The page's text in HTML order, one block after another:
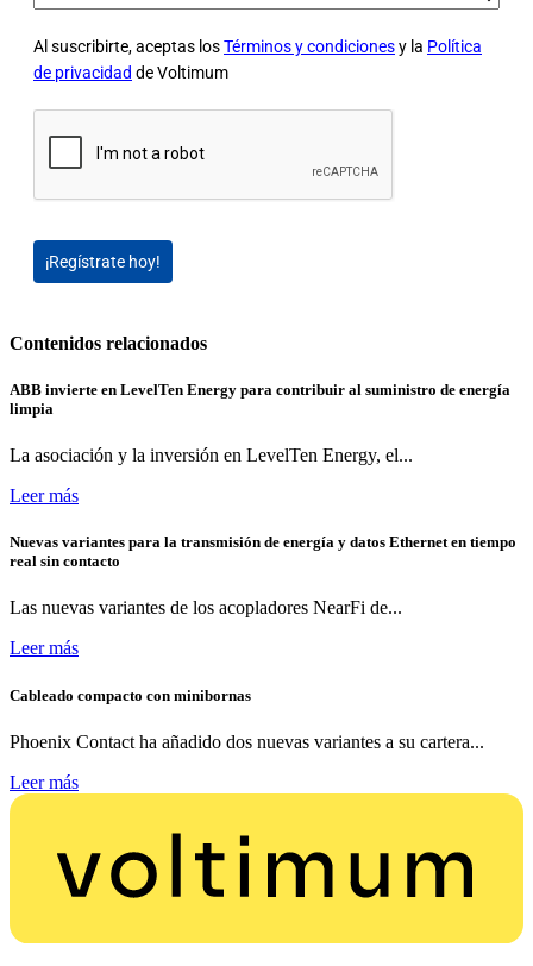
Al suscribirte, aceptas losTérminos y condicionesy la Política
de privacidad de Voltimum
¡Regístrate hoy!
Contenidos relacionados
ABB invierte en LevelTen Energy para contribuir al suministro de energía
limpia
La asociación y la inversión en LevelTen Energy, el...
Leer más
Nuevas variantes para la transmisión de energía y datos Ethernet en tiempo
real sin contacto
Las nuevas variantes de los acopladores NearFi de...
Leer más
Cableado compacto con minibornas
Phoenix Contact ha añadido dos nuevas variantes a su cartera...
Leer más